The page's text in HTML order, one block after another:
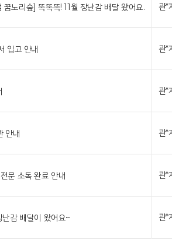
꿈노리숲] 똑똑똑! 11월 장난감 배달 왔어요. 관*자
입고 안내 관*자
관*자
안내 관*자
문 소독 완료 안내 관*자
감 배달이 왔어요~ 관*자